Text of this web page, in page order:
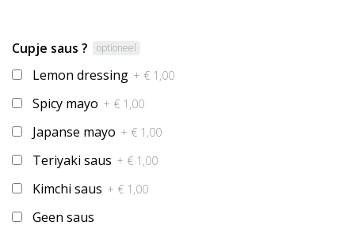
Cupje saus ? optioneel
Lemon dressing + € 1,00
Spicy mayo + € 1,00
Japanse mayo + € 1,00
Teriyaki saus + € 1,00
Kimchi saus + € 1,00
Geen saus